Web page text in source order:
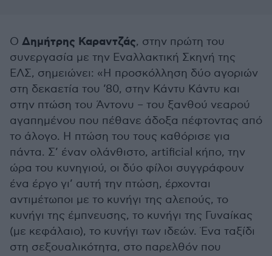
Ο Δημήτρης Καραντζάς, στην πρώτη του
συνεργασία με την Εναλλακτική Σκηνή της
ΕΛΣ, σημειώνει: «Η προσκόλληση δύο αγοριών
στη δεκαετία του ’80, στην Κάντυ Κάντυ και
στην πτώση του Άντονυ – του ξανθού νεαρού
αγαπημένου που πέθανε άδοξα πέφτοντας από
το άλογο. Η πτώση του τους καθόρισε για
πάντα. Σ’ έναν ολάνθιστο, artificial κήπο, την
ώρα του κυνηγιού, οι δύο φίλοι συγγράφουν
ένα έργο γι’ αυτή την πτώση, έρχονται
αντιμέτωποι με το κυνήγι της αλεπούς, το
κυνήγι της έμπνευσης, το κυνήγι της Γυναίκας
(με κεφάλαιο), το κυνήγι των ιδεών. Ένα ταξίδι
στη σεξουαλικότητα, στο παρελθόν που